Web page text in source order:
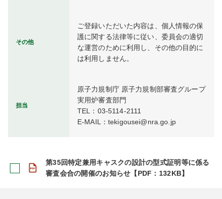
その他
ご登録いただいた内容は、個人情報の保
護に関する法律等に従い、委員会の適切
な運営のために利用し、その他の目的に
は利用しません。
担当
原子力規制庁 原子力規制部審査グループ
実用炉審査部門
TEL：03-5114-2111
E-MAIL：tekigousei@nra.go.jp
第35回特定兼用キャスクの設計の型式証明等に係る
審査会合の開催のお知らせ【PDF：132KB】